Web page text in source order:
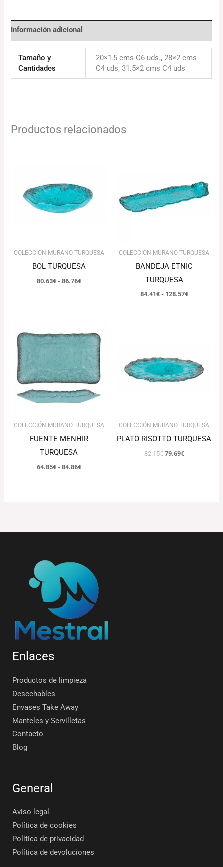
Información adicional
Tamaño y
Cantidades
20×1.5 cms C6 uds., 28×2 cms
C4 uds, 31.5×2 cms C4 uds
Productos relacionados
COLECCIÓN MURANO TURQUESA
BOL TURQUESA
80.63€ - 86.76€
80.63€
hasta
86.76€
COLECCIÓN MURANO TURQUESA
BANDEJA ETNIC
TURQUESA
84.41€ - 128.57€
84.41€
hasta
128.57€
COLECCIÓN MURANO TURQUESA
FUENTE MENHIR
TURQUESA
64.85€ - 84.86€
de
precios:
desde
64.85€
hasta
84.86€
COLECCIÓN MURANO TURQUESA
PLATO RISOTTO TURQUESA
82.15€
82.15€.
79.69€
Enlaces
Productos de limpieza
Desechables
Envases Take Away
Manteles y Servilletas
Contacto
Blog
General
Aviso legal
Política de cookies
Política de privacidad
Política de devoluciones